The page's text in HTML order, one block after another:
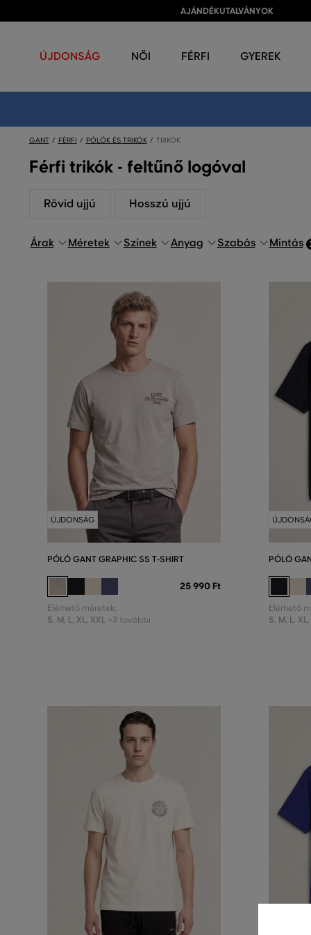
AJÁNDÉKUTALVÁNYOK
ÚJDONSÁG NŐI FÉRFI GYEREK
GANT FÉRFI PÓLÓK ÉS TRIKÓK TRIKÓK
Férfi trikók - feltűnő logóval
Rövid ujjú Hosszú ujjú
Árak Méretek Színek Anyag Szabás Mintás
ÚJDONSÁG
PÓLÓ GANT GRAPHIC SS T-SHIRT
25 990 Ft
Elérhető méretek:
S, M, L, XL, XXL +3 további
PÓLÓ
Elérhető
S, M, L, XL,